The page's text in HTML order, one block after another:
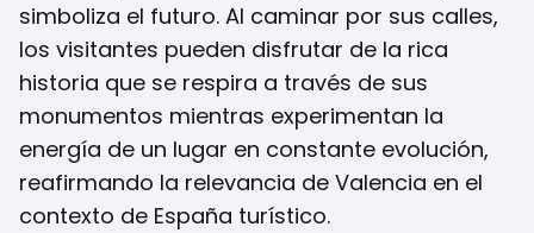
simboliza el futuro. Al caminar por sus calles,
los visitantes pueden disfrutar de la rica
historia que se respira a través de sus
monumentos mientras experimentan la
energía de un lugar en constante evolución,
reafirmando la relevancia de Valencia en el
contexto de España turístico.